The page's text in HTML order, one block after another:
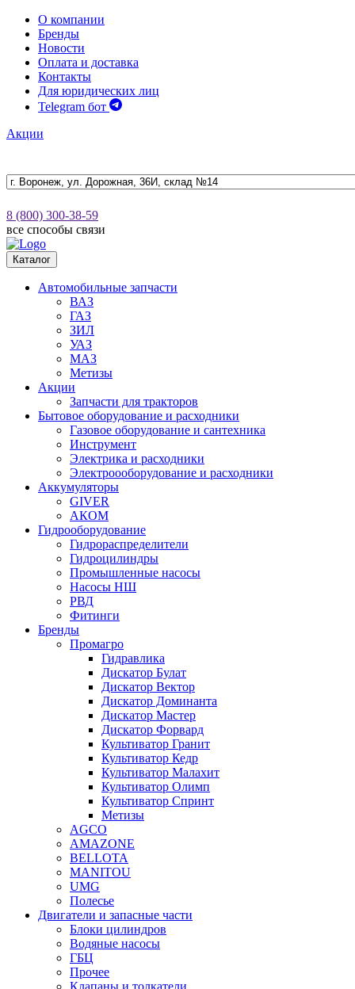
О компании
Бренды
Новости
Оплата и доставка
Контакты
Для юридических лиц
Telegram бот
Акции
8 (800) 300-38-59
все способы связи
Каталог
Автомобильные запчасти
ВАЗ
ГАЗ
ЗИЛ
УАЗ
МАЗ
Метизы
Акции
Запчасти для тракторов
Бытовое оборудование и расходники
Газовое оборудование и сантехника
Инструмент
Электрика и расходники
Электроооборудование и расходники
Аккумуляторы
GIVER
АКОМ
Гидрооборудование
Гидрораспределители
Гидроцилиндры
Промышленные насосы
Насосы НШ
РВД
Фитинги
Бренды
Промагро
Гидравлика
Дискатор Булат
Дискатор Вектор
Дискатор Доминанта
Дискатор Мастер
Дискатор Форвард
Культиватор Гранит
Культиватор Кедр
Культиватор Малахит
Культиватор Олимп
Культиватор Спринт
Метизы
AGCO
AMAZONE
BELLOTA
MANITOU
UMG
Полесье
Двигатели и запасные части
Блоки цилиндров
Водяные насосы
ГБЦ
Прочее
Клапаны и толкатели